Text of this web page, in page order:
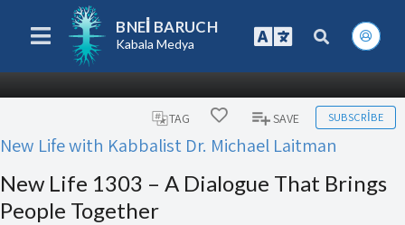
BNEI BARUCH
Kabala Medya
TAG SAVE SUBSCRIBE
New Life with Kabbalist Dr. Michael Laitman
New Life 1303 – A Dialogue That Brings
People Together